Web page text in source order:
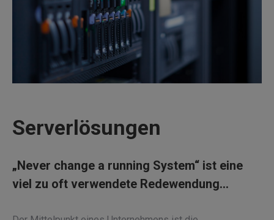
Serverlösungen
„Never change a running System“ ist eine
viel zu oft verwendete Redewendung…